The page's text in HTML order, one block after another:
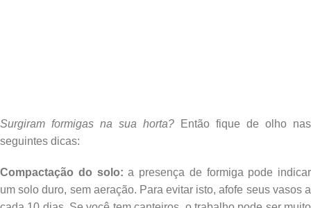
Surgiram formigas na sua horta? Então fique de olho nas
seguintes dicas:
Compactação do solo: a presença de formiga pode indicar
um solo duro, sem aeração. Para evitar isto, afofe seus vasos a